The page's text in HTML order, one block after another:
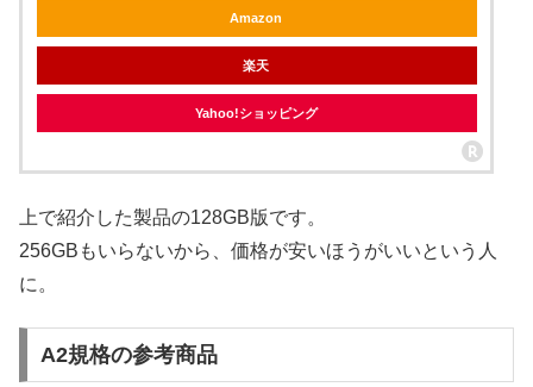
Amazon
楽天
Yahoo!ショッピング
上で紹介した製品の128GB版です。
256GBもいらないから、価格が安いほうがいいという人
に。
A2規格の参考商品